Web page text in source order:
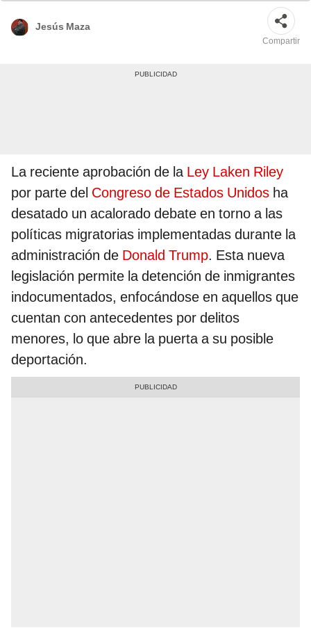
Jesús Maza
Compartir
La reciente aprobación de laLey Laken Riley
por parte del Congreso de Estados Unidos ha
desatado un acalorado debate en torno a las
políticas migratorias implementadas durante la
administración de Donald Trump. Esta nueva
legislación permite la detención de inmigrantes
indocumentados, enfocándose en aquellos que
cuentan con antecedentes por delitos
menores, lo que abre la puerta a su posible
deportación.